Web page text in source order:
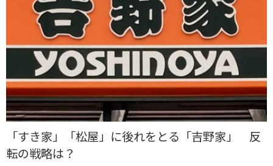
「すき家」「松屋」に後れをとる「吉野家」 反
転の戦略は？